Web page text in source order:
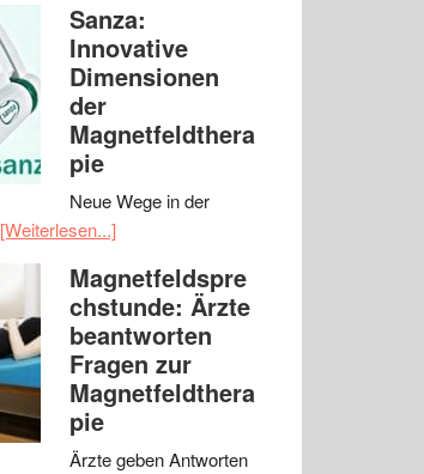
Sanza:
Innovative
Dimensionen
der
Magnetfeldthera
pie
Neue Wege in der
[Weiterlesen...]
Magnetfeldspre
chstunde: Ärzte
beantworten
Fragen zur
Magnetfeldthera
pie
Ärzte geben Antworten